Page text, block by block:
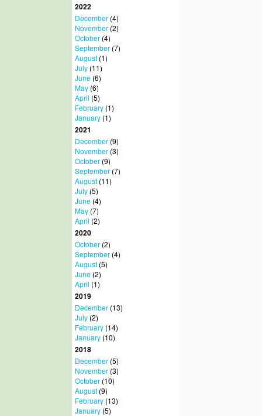
2022
December(4)
November(2)
October(4)
September(7)
August(1)
July(11)
June(6)
May(6)
April (5)
February(1)
January(1)
2021
December(9)
November(3)
October(9)
September(7)
August(11)
July(5)
June(4)
May(7)
April (2)
2020
October(2)
September(4)
August(5)
June(2)
April (1)
2019
December(13)
July(2)
February(14)
January(10)
2018
December(5)
November(3)
October(10)
August(9)
February(13)
January(5)